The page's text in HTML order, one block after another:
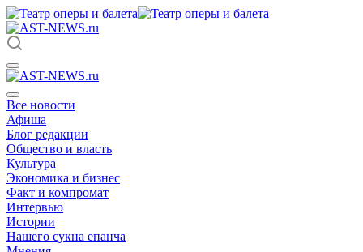
Все новости
Афиша
Блог редакции
Общество и власть
Культура
Экономика и бизнес
Факт и компромат
Интервью
Истории
Нашего сукна епанча